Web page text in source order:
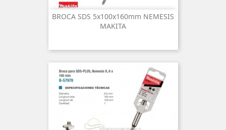
BROCA SDS 5x100x160mm NEMESIS
MAKITA